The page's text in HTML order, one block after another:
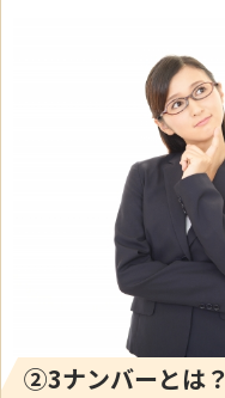
②3ナンバーとは？